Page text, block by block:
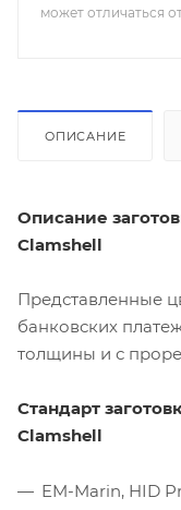
может отличаться
ОПИСАНИЕ
Описание
Clamshell
Представленные
банковских
толщины и с
Стандарт
Clamshell
EM-Marin, HID